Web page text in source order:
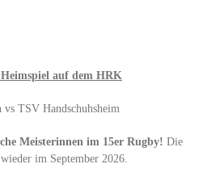
Heimspiel auf dem HRK
TSV Handschuhsheim
Meisterinnen im 15er Rugby! Die
im September 2026.